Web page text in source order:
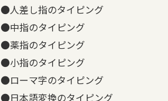
●人差し指のタイピング
●中指のタイピング
●薬指のタイピング
●小指のタイピング
●ローマ字のタイピング
●日本語変換のタイピング